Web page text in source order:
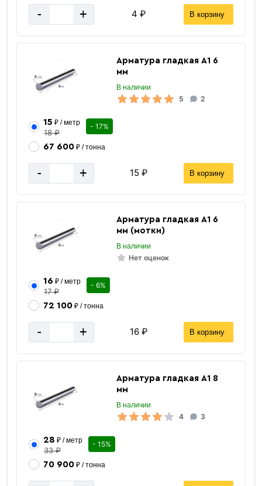
- + 4 ₽ В корзину
Арматура гладкая А1 6
мм
В наличии
5 2
15 ₽ / метр
18 ₽
- 17%
67 600₽ / тонна
- + 15 ₽ В корзину
Арматура гладкая А1 6
мм (мотки)
В наличии
Нет оценок
16 ₽ / метр
17 ₽
- 6%
72 100₽ / тонна
- + 16 ₽ В корзину
Арматура гладкая А1 8
мм
В наличии
4 3
28 ₽ / метр
33 ₽
- 15%
70 900₽ / тонна
Арматура
«В корзину»